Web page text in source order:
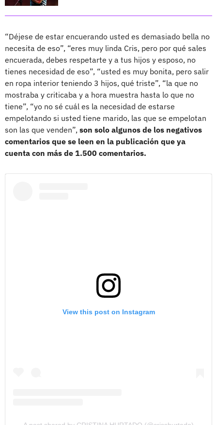
“Déjese de estar encuerando usted es demasiado bella no
necesita de eso”, “eres muy linda Cris, pero por qué sales
encuerada, debes respetarte y a tus hijos y esposo, no
tienes necesidad de eso”, “usted es muy bonita, pero salir
en ropa interior teniendo 3 hijos, qué triste”, “la que no
mostraba y criticaba y a hora muestra hasta lo que no
tiene”, “yo no sé cuál es la necesidad de estarse
empelotando si usted tiene marido, las que se empelotan
son las que venden”, son solo algunos de los negativos
comentarios que se leen en la publicación que ya
cuenta con más de 1.500 comentarios.
View this post on Instagram